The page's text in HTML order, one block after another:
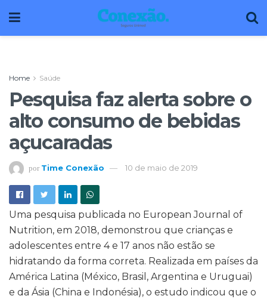
Home Saúde
Pesquisa faz alerta sobre o
alto consumo de bebidas
açucaradas
por Time Conexão 10 de maio de 2019
Uma pesquisa publicada no European Journal of
Nutrition, em 2018, demonstrou que crianças e
adolescentes entre 4 e 17 anos não estão se
hidratando da forma correta. Realizada em países da
América Latina (México, Brasil, Argentina e Uruguai)
e da Ásia (China e Indonésia), o estudo indicou que o